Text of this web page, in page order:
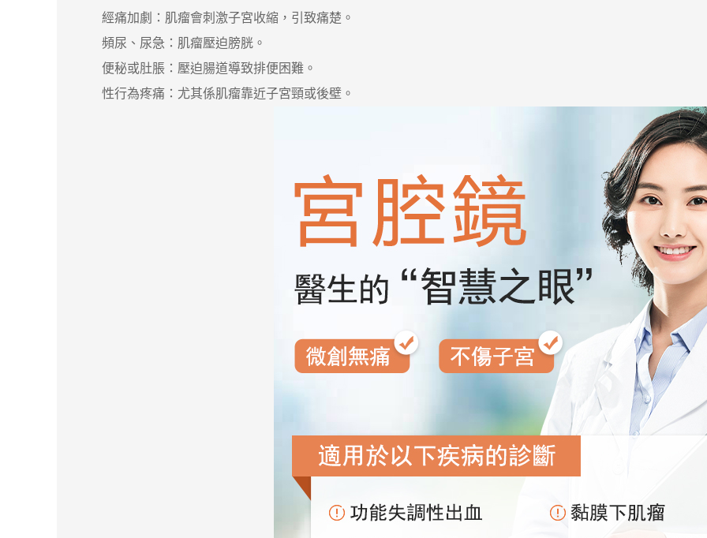
經痛加劇：肌瘤會刺激子宮收縮，引致痛楚。
頻尿、尿急：肌瘤壓迫膀胱。
便秘或肚脹：壓迫腸道導致排便困難。
性行為疼痛：尤其係肌瘤靠近子宮頸或後壁。